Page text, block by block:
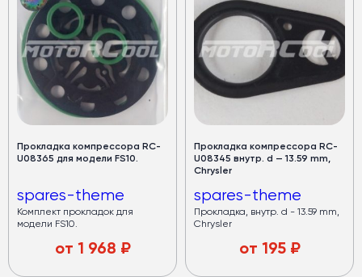
Прокладка компрессора RC-
U08365 для модели FS10.
spares-theme
Комплект прокладок для
модели FS10.
от 1 968 ₽
Прокладка компрессора RC-
U08345 внутр. d — 13.59 mm,
Chrysler
spares-theme
Прокладка, внутр. d - 13.59 mm,
Chrysler
от 195₽